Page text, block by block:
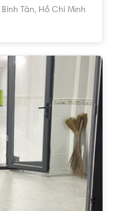
Bình Tân, Hồ Chí Minh